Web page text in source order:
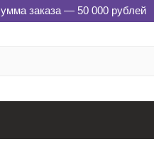
заказа — 50 000 рублей